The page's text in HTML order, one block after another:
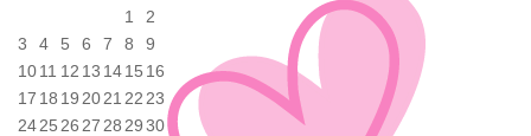
1
2
3
4 5 6 7 8
9
1011 12 13 1415 16
17 18 19 2021 22 23
2425 26 27 28 29 30